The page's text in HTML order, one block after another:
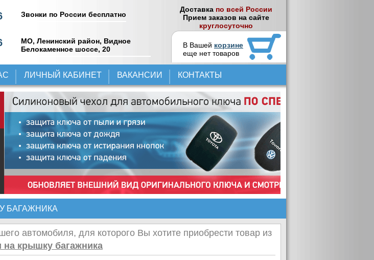
Звонки по России бесплатно
МО, Ленинский район, Видное
Белокаменное шоссе, 20
Доставка по всей России
Прием заказов на сайте
круглосуточно
В Вашей корзине
еще нет товаров
ЛИЧНЫЙ КАБИНЕТ ВАКАНСИИ КОНТАКТЫ
БАГАЖНИКА
автомобиля, для которого Вы хотите приобрести товар из
на крышку багажника